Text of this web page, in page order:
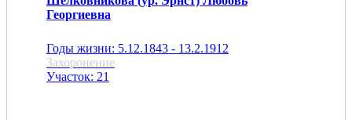
Георгиевна
Годы жизни: 5.12.1843 - 13.2.1912
Захоронение
Участок: 21